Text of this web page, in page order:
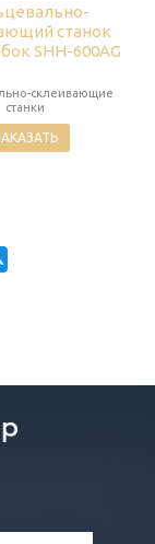
станок
SHH-600AG
склеивающие
станки